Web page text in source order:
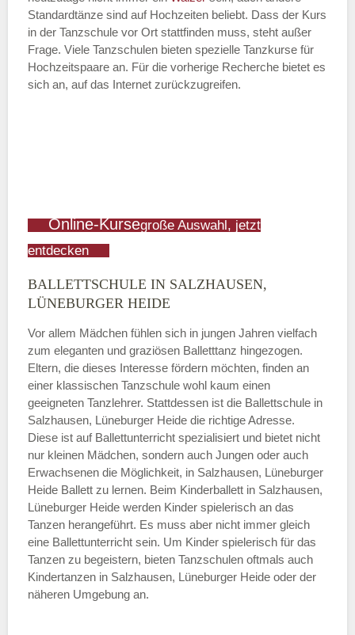
Standardtänze sind auf Hochzeiten beliebt. Dass der Kurs
in der Tanzschule vor Ort stattfinden muss, steht außer
Frage. Viele Tanzschulen bieten spezielle Tanzkurse für
Hochzeitspaare an. Für die vorherige Recherche bietet es
sich an, auf das Internet zurückzugreifen.
Online-Kursegroße Auswahl, jetzt
entdecken
BALLETTSCHULE IN SALZHAUSEN,
LÜNEBURGER HEIDE
Vor allem Mädchen fühlen sich in jungen Jahren vielfach
zum eleganten und graziösen Balletttanz hingezogen.
Eltern, die dieses Interesse fördern möchten, finden an
einer klassischen Tanzschule wohl kaum einen
geeigneten Tanzlehrer. Stattdessen ist die Ballettschule in
Salzhausen, Lüneburger Heide die richtige Adresse.
Diese ist auf Ballettunterricht spezialisiert und bietet nicht
nur kleinen Mädchen, sondern auch Jungen oder auch
Erwachsenen die Möglichkeit, in Salzhausen, Lüneburger
Heide Ballett zu lernen. Beim Kinderballett in Salzhausen,
Lüneburger Heide werden Kinder spielerisch an das
Tanzen herangeführt. Es muss aber nicht immer gleich
eine Ballettunterricht sein. Um Kinder spielerisch für das
Tanzen zu begeistern, bieten Tanzschulen oftmals auch
Kindertanzen in Salzhausen, Lüneburger Heide oder der
näheren Umgebung an.